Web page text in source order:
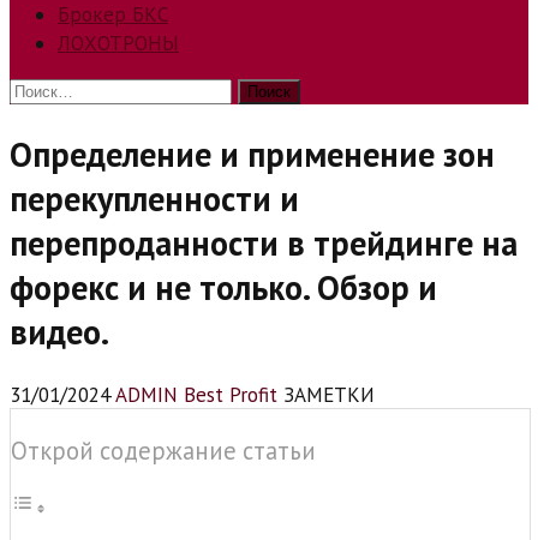
Брокер БКС
ЛОХОТРОНЫ
Найти:
Определение и применение зон
перекупленности и
перепроданности в трейдинге на
форекс и не только. Обзор и
видео.
31/01/2024ADMIN Best Profit ЗАМЕТКИ
Открой содержание статьи